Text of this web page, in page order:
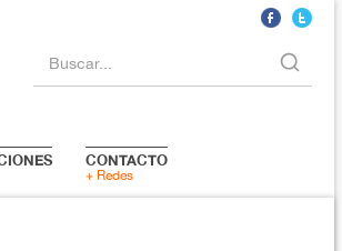
Buscar...
CONTACTO
+ Redes